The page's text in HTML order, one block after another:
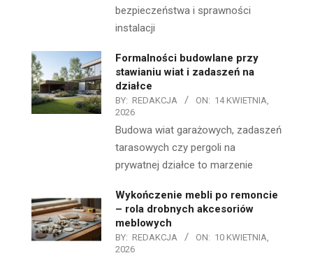
bezpieczeństwa i sprawności
instalacji
Formalności budowlane przy
stawianiu wiat i zadaszeń na
działce
BY: REDAKCJA ON: 14 KWIETNIA,
2026
Budowa wiat garażowych, zadaszeń
tarasowych czy pergoli na
prywatnej działce to marzenie
Wykończenie mebli po remoncie
– rola drobnych akcesoriów
meblowych
BY: REDAKCJA ON: 10 KWIETNIA,
2026